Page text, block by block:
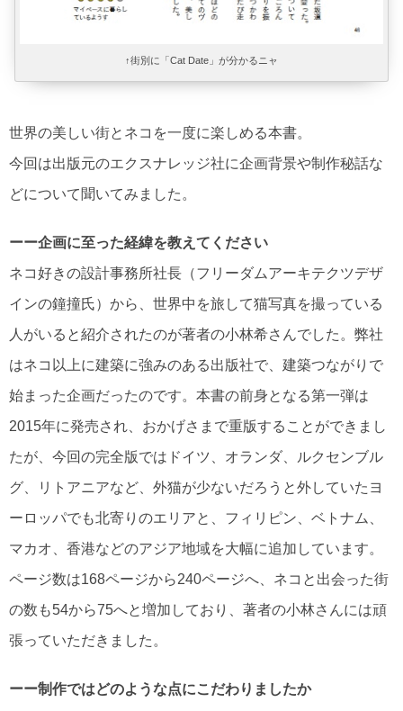
↑街別に「Cat Date」が分かるニャ
世界の美しい街とネコを一度に楽しめる本書。
今回は出版元のエクスナレッジ社に企画背景や制作秘話な
どについて聞いてみました。
ーー企画に至った経緯を教えてください
ネコ好きの設計事務所社長（フリーダムアーキテクツデザ
インの鐘撞氏）から、世界中を旅して猫写真を撮っている
人がいると紹介されたのが著者の小林希さんでした。弊社
はネコ以上に建築に強みのある出版社で、建築つながりで
始まった企画だったのです。本書の前身となる第一弾は
2015年に発売され、おかげさまで重版することができまし
たが、今回の完全版ではドイツ、オランダ、ルクセンブル
グ、リトアニアなど、外猫が少ないだろうと外していたヨ
ーロッパでも北寄りのエリアと、フィリピン、ベトナム、
マカオ、香港などのアジア地域を大幅に追加しています。
ページ数は168ページから240ページへ、ネコと出会った街
の数も54から75へと増加しており、著者の小林さんには頑
張っていただきました。
ーー制作ではどのような点にこだわりましたか